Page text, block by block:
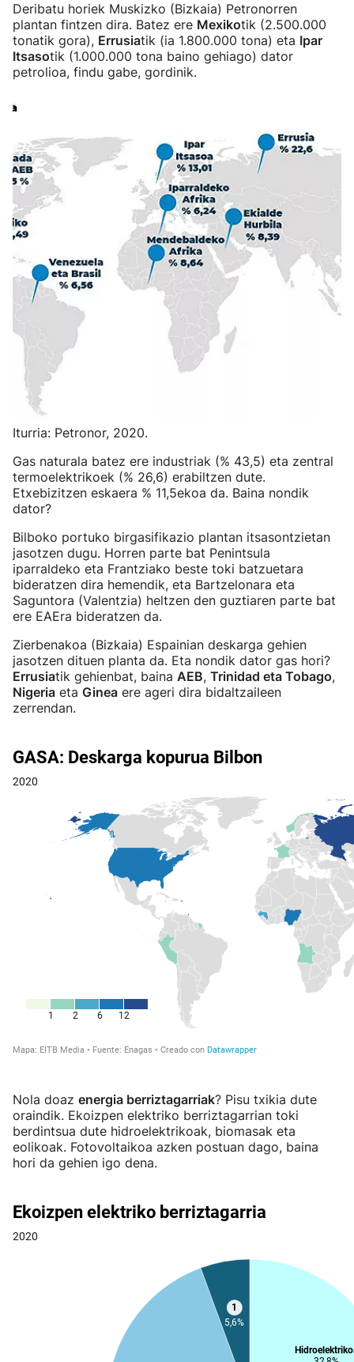
Deribatu horiek Muskizko (Bizkaia) Petronorren
plantan fintzen dira. Batez ere Mexikotik (2.500.000
tonatik gora), Errusiatik (ia 1.800.000 tona) eta Ipar
Itsasotik (1.000.000 tona baino gehiago) dator
petrolioa, findu gabe, gordinik.
Iturria: Petronor, 2020.
Gas naturala batez ere industriak (% 43,5) eta zentral
termoelektrikoek (% 26,6) erabiltzen dute.
Etxebizitzen eskaera % 11,5ekoa da. Baina nondik
dator?
Bilboko portuko birgasifikazio plantan itsasontzietan
jasotzen dugu. Horren parte bat Penintsula
iparraldeko eta Frantziako beste toki batzuetara
bideratzen dira hemendik, eta Bartzelonara eta
Saguntora (Valentzia) heltzen den guztiaren parte bat
ere EAEra bideratzen da.
Zierbenakoa (Bizkaia) Espainian deskarga gehien
jasotzen dituen planta da. Eta nondik dator gas hori?
Errusiatik gehienbat, baina AEB, Trinidad eta Tobago,
Nigeria eta Ginea ere ageri dira bidaltzaileen
zerrendan.
Nola doaz energia berriztagarriak? Pisu txikia dute
oraindik. Ekoizpen elektriko berriztagarrian toki
berdintsua dute hidroelektrikoak, biomasak eta
eolikoak. Fotovoltaikoa azken postuan dago, baina
hori da gehien igo dena.